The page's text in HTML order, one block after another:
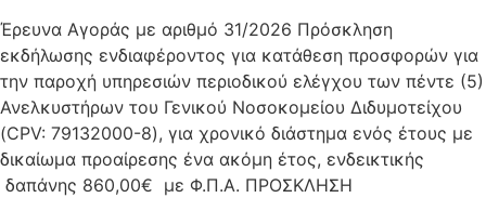
Έρευνα Αγοράς με αριθμό 31/2026 Πρόσκληση
εκδήλωσης ενδιαφέροντος για κατάθεση προσφορών για
την παροχή υπηρεσιών περιοδικού ελέγχου των πέντε (5)
Ανελκυστήρων του Γενικού Νοσοκομείου Διδυμοτείχου
(CPV: 79132000-8), για χρονικό διάστημα ενός έτους με
δικαίωμα προαίρεσης ένα ακόμη έτος, ενδεικτικής
δαπάνης 860,00€ με Φ.Π.Α. ΠΡΟΣΚΛΗΣΗ